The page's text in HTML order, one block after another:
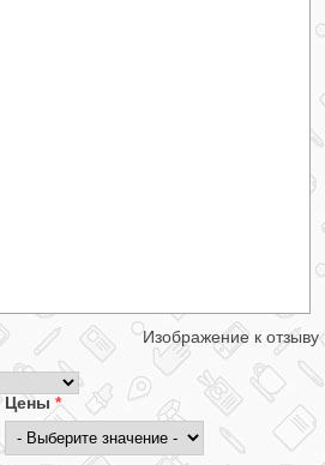
Изображение к отзыву
Цены *